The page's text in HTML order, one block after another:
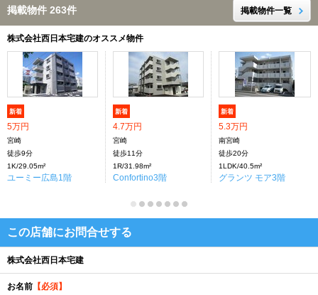
掲載物件 263件 掲載物件一覧
株式会社西日本宅建のオススメ物件
新着
5万円
宮崎
徒歩9分
1K/29.05m²
ユーミー広島1階
新着
4.7万円
宮崎
徒歩11分
1R/31.98m²
Confortino3階
新着
5.3万円
南宮崎
徒歩20分
1LDK/40.5m²
グランツ モア3階
この店舗にお問合せする
株式会社西日本宅建
お名前 【必須】